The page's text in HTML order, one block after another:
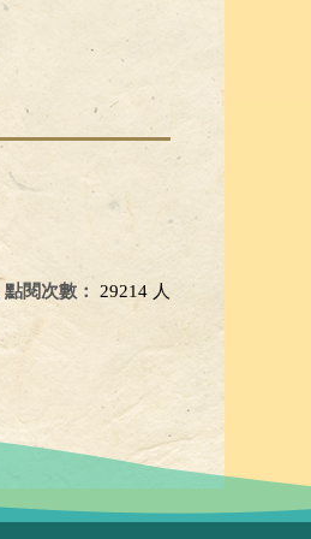
點閱次數： 29214 人